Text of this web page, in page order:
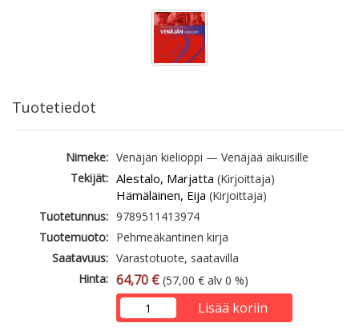
Tuotetiedot
Nimeke: Venäjän kielioppi — Venäjää aikuisille
Tekijät: Alestalo, Marjatta (Kirjoittaja)
Hämäläinen, Eija (Kirjoittaja)
Tuotetunnus: 9789511413974
Tuotemuoto: Pehmeäkantinen kirja
Saatavuus: Varastotuote, saatavilla
Hinta: 64,70 € (57,00 € alv 0 %)
Lisää koriin